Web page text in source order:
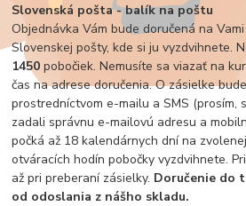
Slovenská pošta - balík na poštu
Objednávka Vám bude doručená na
Slovenskej pošty, kde si ju vyzdvihnete.
1450 pobočiek. Nemusíte sa viazať na
čas na adrese doručenia. O zásielke
prostredníctvom e-mailu a SMS (prosím,
zadali správnu e-mailovú adresu a
počká až 18 kalendárnych dní na
otváracích hodín pobočky vyzdvihnete.
až pri preberaní zásielky. Doručenie do
od odoslania z nášho skladu.